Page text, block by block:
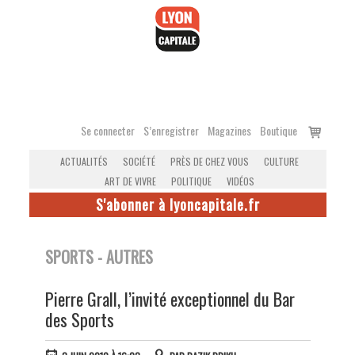
Se connecter S’enregistrer Magazines Boutique
Voir
ACTUALITÉS SOCIÉTÉ PRÈS DE CHEZ VOUS
CULTURE
ART DE VIVRE
POLITIQUE VIDÉOS
S'abonner à lyoncapitale.fr
SPORTS - AUTRES
Pierre Grall, l’invité exceptionnel du Bar
des Sports